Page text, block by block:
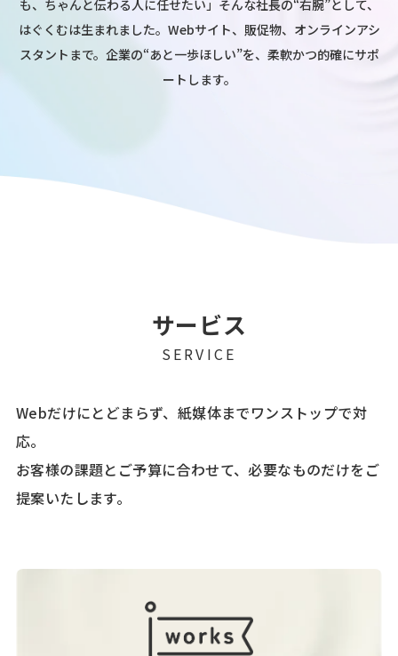
も、ちゃんと伝わる人に任せたい」 そんな社長の“右腕”として、
はぐくむは生まれました。 Webサイト、販促物、オンラインアシ
スタントまで。 企業の“あと一歩ほしい”を、柔軟かつ的確にサポ
ートします。
サービス
SERVICE
Webだけにとどまらず、紙媒体までワンストップで対
応。
お客様の課題とご予算に合わせて、必要なものだけをご
提案いたします。